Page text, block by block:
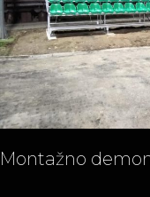
Montažno